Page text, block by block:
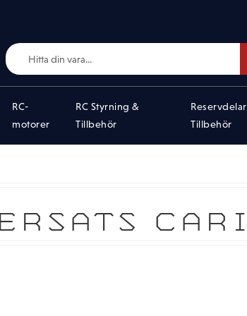
RC-
motorer
RC Styrning &
Tillbehör
Tillbehör